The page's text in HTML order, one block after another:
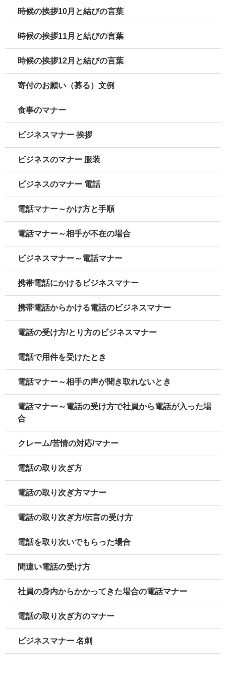
時候の挨拶10月と結びの言葉
時候の挨拶11月と結びの言葉
時候の挨拶12月と結びの言葉
寄付のお願い（募る）文例
食事のマナー
ビジネスマナー 挨拶
ビジネスのマナー 服装
ビジネスのマナー 電話
電話マナー～かけ方と手順
電話マナー～相手が不在の場合
ビジネスマナー～電話マナー
携帯電話にかけるビジネスマナー
携帯電話からかける電話のビジネスマナー
電話の受け方/とり方のビジネスマナー
電話で用件を受けたとき
電話マナー～相手の声が聞き取れないとき
電話マナー～電話の受け方で社員から電話が入った場
合
クレーム/苦情の対応/マナー
電話の取り次ぎ方
電話の取り次ぎ方マナー
電話の取り次ぎ方/伝言の受け方
電話を取り次いでもらった場合
間違い電話の受け方
社員の身内からかかってきた場合の電話マナー
電話の取り次ぎ方のマナー
ビジネスマナー 名刺